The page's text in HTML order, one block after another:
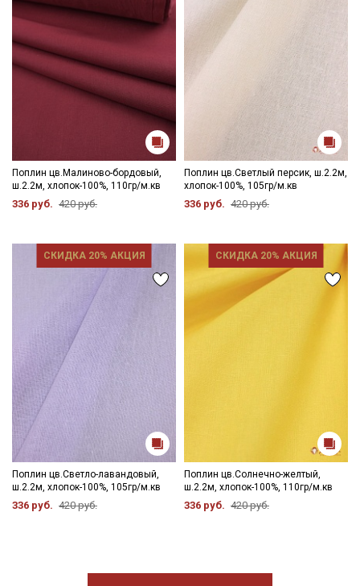
Поплин цв.Малиново-бордовый,
ш.2.2м, хлопок-100%, 110гр/м.кв
336 руб. 420 руб.
Поплин цв.Светлый персик, ш.2.2м,
хлопок-100%, 105гр/м.кв
336 руб. 420 руб.
СКИДКА 20% АКЦИЯ
Поплин цв.Светло-лавандовый,
ш.2.2м, хлопок-100%, 105гр/м.кв
336 руб. 420 руб.
СКИДКА 20% АКЦИЯ
Поплин цв.Солнечно-желтый,
ш.2.2м, хлопок-100%, 110гр/м.кв
336 руб. 420 руб.
Секретная рассылка от Купава
Мы публикуем здесь дополнительные
промокоды и скидки до 30% на узкие
категории тканей
Ознакомлен(а) сПолитикой обработки персональных
Согласие на обработку персональных
Согласие на получение рекламных и
информационных рассылок